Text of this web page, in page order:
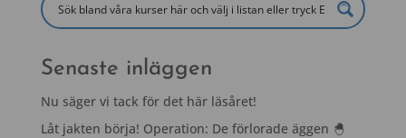
Senaste inläggen
Nu säger vi tack för det här läsåret!
Låt jakten börja! Operation: De förlorade äggen 🐣